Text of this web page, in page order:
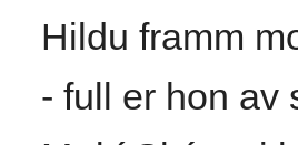
Hildu framm
- full er hon av